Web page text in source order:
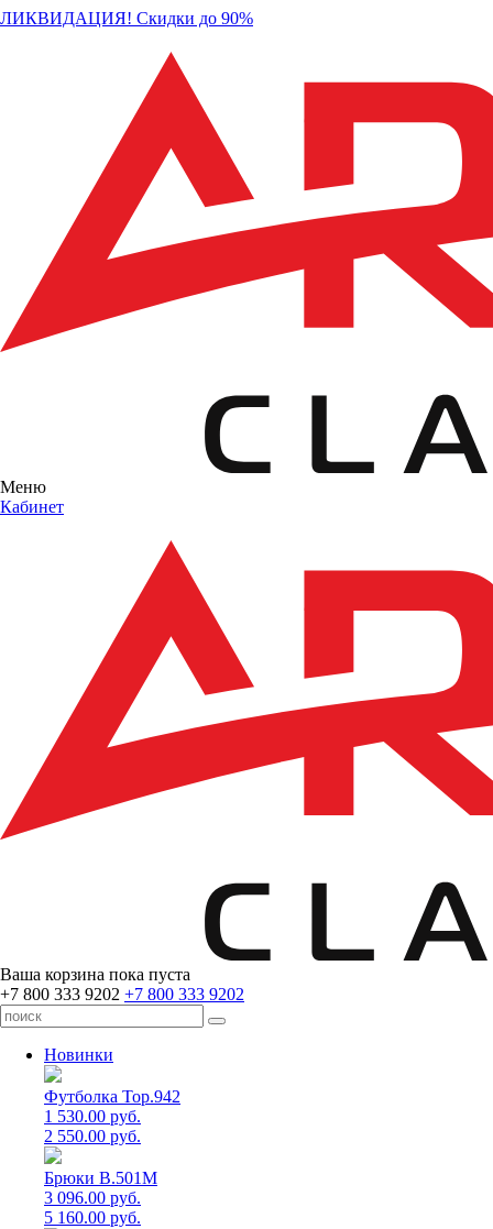
ЛИКВИДАЦИЯ! Скидки до 90%
Меню
Кабинет
Ваша корзина пока пуста
+7 800 333 9202 +7 800 333 9202
Новинки
Футболка Top.942
1 530.00 руб.
2 550.00 руб.
Брюки B.501M
3 096.00 руб.
5 160.00 руб.